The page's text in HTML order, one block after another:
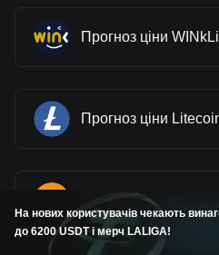
Прогноз ціни
Прогноз ціни
Прогноз ціни Bitcoin
На нових користувачів чекають
до 6200 USDT і мерч LALIGA!